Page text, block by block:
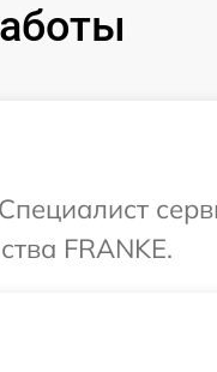
FRANKE.